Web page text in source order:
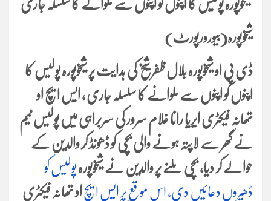
شیخوپورہ پولیس کا اپنوں کو اپنوں سے ملوانے کا سلسلہ جاری
شیخوپورہ(بیورورپورٹ)
ڈی پی او شیخوپورہ بلال ظفر شیخ کی ہدایت پر شیخوپورہ پولیس کا
اپنوں کو اپنوں سے ملوانے کا سلسلہ جاری ، ایس ایچ او
تھانہ فیکٹری ایریا رانا غلام سرور کی سربراہی میں پولیس ٹیم
نے گھر سے لاپتہ ہونے والی بچی کو ڈھونڈ کر والدین کے
حوالے کر دیا، بچی ملنے پر والدین نے شیخوپورہ پولیس کو
ڈھیروں دعائیں دی، اس موقع پر ایس ایچ او تھانہ فیکٹری